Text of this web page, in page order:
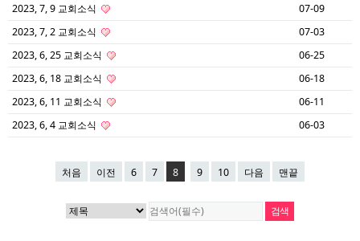
2023, 7, 9 교회소식
07-09
2023, 7, 2 교회소식
07-03
2023, 6, 25 교회소식
06-25
2023, 6, 18 교회소식
06-18
2023, 6, 11 교회소식
06-11
2023, 6, 4 교회소식
06-03
처음 이전 6 7 8 9 10 다음 맨끝